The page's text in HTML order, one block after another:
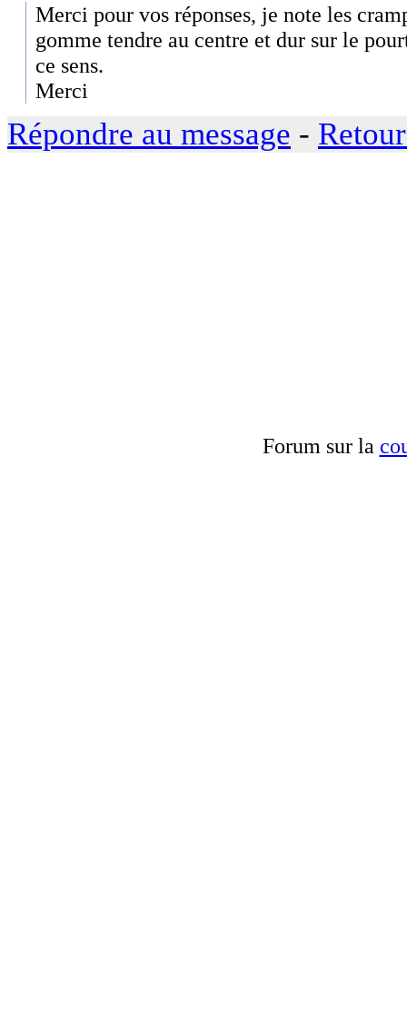
Merci pour vos réponses, je note les
gomme tendre au centre et dur sur le
ce sens.
Merci
Répondre au message -
Forum sur la